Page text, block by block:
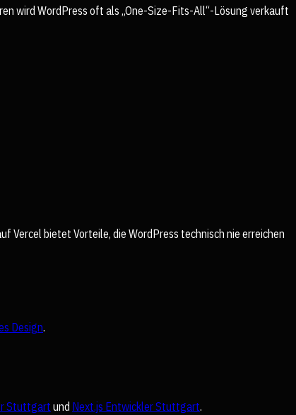
wird WordPress oft als „One-Size-Fits-All“-Lösung verkauft
Vercel bietet Vorteile, die WordPress technisch nie erreichen
Design.
Stuttgart und Next.js Entwickler Stuttgart.